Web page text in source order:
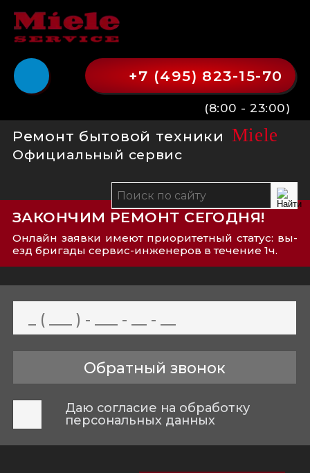
+7 (495) 823-15-70
(8:00 - 23:00)
Ремонт бытовой техники Miele
Официальный сервис
ЗАКОНЧИМ РЕМОНТ СЕГОДНЯ!
Онлайн заявки имеют приоритетный статус: вы­
езд бри­га­ды сер­вис-­ин­же­не­ров в течение 1ч.
Даю согласие на обработку
персональных данных